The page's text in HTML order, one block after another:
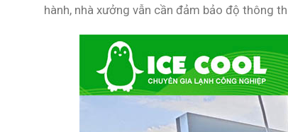
hành, nhà xưởng vẫn cần đảm bảo độ thông